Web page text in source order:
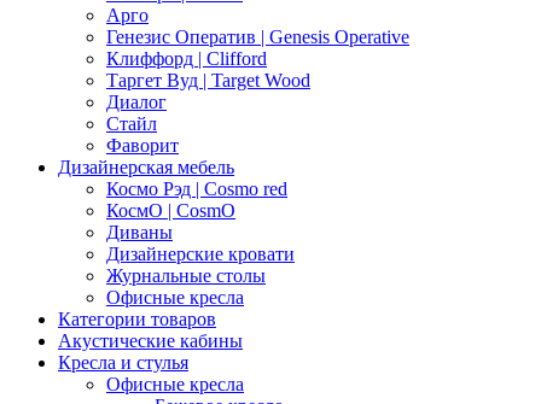
Арго
Генезис Оператив | Genesis Operative
Клиффорд | Clifford
Таргет Вуд | Target Wood
Диалог
Стайл
Фаворит
Дизайнерская мебель
Космо Рэд | Cosmo red
КосмО | CosmO
Диваны
Дизайнерские кровати
Журнальные столы
Офисные кресла
Категории товаров
Акустические кабины
Кресла и стулья
Офисные кресла